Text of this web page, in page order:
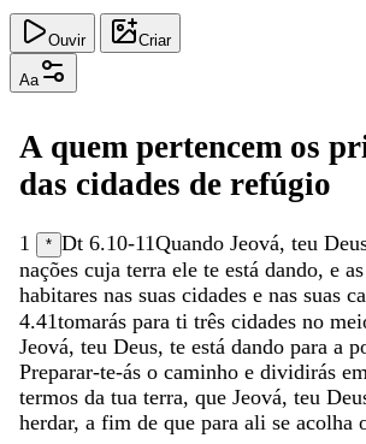
Ouvir Criar
Aa
A quem pertencem os
das cidades de refúgio
1 * Dt 6.10-11Quando Jeová, teu
nações cuja terra ele te está dando, e as
habitares nas suas cidades e nas suas
4.41tomarás para ti três cidades no
Jeová, teu Deus, te está dando para a
Preparar-te-ás o caminho e dividirás em
termos da tua terra, que Jeová, teu
herdar, a fim de que para ali se acolha